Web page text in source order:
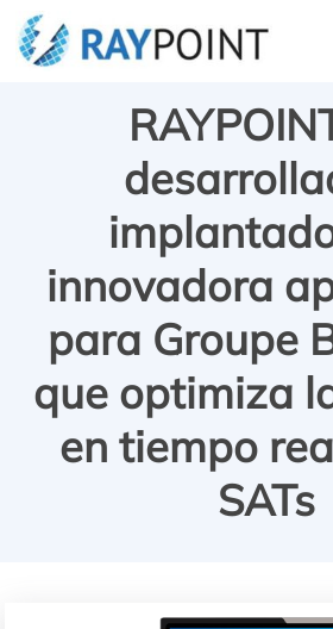
Saltar
innovadora
para Groupe
que optimiza
en tiempo
SATs